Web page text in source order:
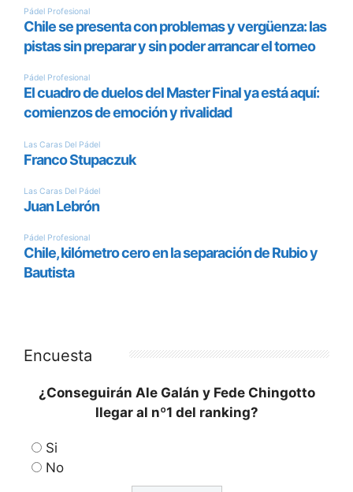
Encuesta
¿Conseguirán Ale Galán y Fede Chingotto
llegar al nº1 del ranking?
Si
No